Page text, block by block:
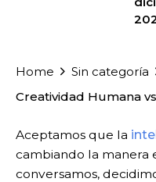
Home
Sin categoría
Creatividad Humana
Aceptamos que la
cambiando la manera
conversamos,